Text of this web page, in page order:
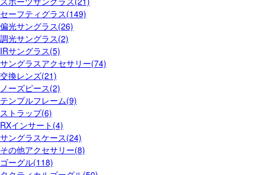
セーフティグラス(149)
偏光サングラス(26)
調光サングラス(2)
IRサングラス(5)
サングラスアクセサリー(74)
交換レンズ(21)
ノーズピース(2)
テンプルフレーム(9)
ストラップ(6)
RXインサート(4)
サングラスケース(24)
その他アクセサリー(8)
ゴーグル(118)